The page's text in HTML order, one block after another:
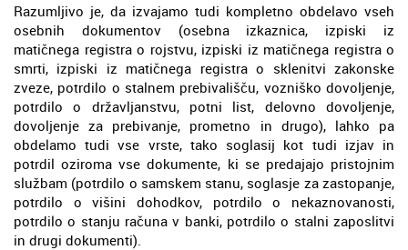
Razumljivo je, da izvajamo tudi kompletno obdelavo vseh
osebnih dokumentov (osebna izkaznica, izpiski iz
matičnega registra o rojstvu, izpiski iz matičnega registra o
smrti, izpiski iz matičnega registra o sklenitvi zakonske
zveze, potrdilo o stalnem prebivališču, vozniško dovoljenje,
potrdilo o državljanstvu, potni list, delovno dovoljenje,
dovoljenje za prebivanje, prometno in drugo), lahko pa
obdelamo tudi vse vrste, tako soglasij kot tudi izjav in
potrdil oziroma vse dokumente, ki se predajajo pristojnim
službam (potrdilo o samskem stanu, soglasje za zastopanje,
potrdilo o višini dohodkov, potrdilo o nekaznovanosti,
potrdilo o stanju računa v banki, potrdilo o stalni zaposlitvi
in drugi dokumenti).